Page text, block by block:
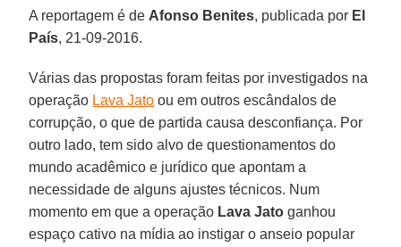
A reportagem é de Afonso Benites, publicada por El
País, 21-09-2016.
Várias das propostas foram feitas por investigados na
operação Lava Jato ou em outros escândalos de
corrupção, o que de partida causa desconfiança. Por
outro lado, tem sido alvo de questionamentos do
mundo acadêmico e jurídico que apontam a
necessidade de alguns ajustes técnicos. Num
momento em que a operação Lava Jato ganhou
espaço cativo na mídia ao instigar o anseio popular